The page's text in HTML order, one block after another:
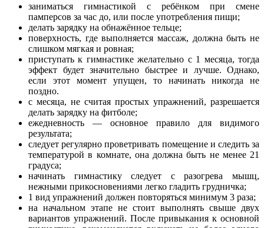
заниматься гимнастикой с ребёнком при смене
памперсов за час до, или после употребления пищи;
делать зарядку на обнажённое тельце;
поверхность, где выполняется массаж, должна быть не
слишком мягкая и ровная;
приступать к гимнастике желательно с 1 месяца, тогда
эффект будет значительно быстрее и лучше. Однако,
если этот момент упущен, то начинать никогда не
поздно.
с месяца, не считая простых упражнений, разрешается
делать зарядку на фитболе;
ежедневность — основное правило для видимого
результата;
следует регулярно проветривать помещение и следить за
температурой в комнате, она должна быть не менее 21
градуса;
начинать гимнастику следует с разогрева мышц,
нежными прикосновениями легко гладить грудничка;
1 вид упражнений должен повторяться минимум 3 раза;
на начальном этапе не стоит выполнять свыше двух
вариантов упражнений. После привыкания к основной